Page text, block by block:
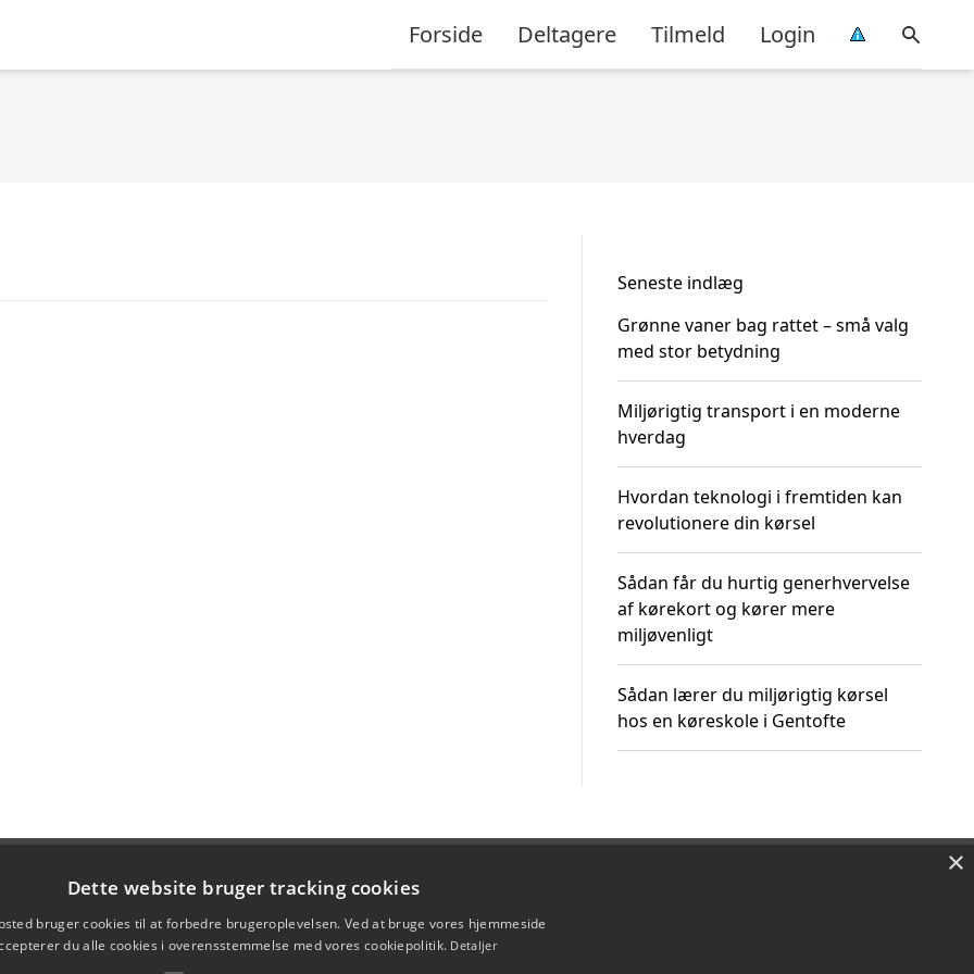
Forside Deltagere Tilmeld Login
Seneste indlæg
Grønne vaner bag rattet – små valg
med stor betydning
Miljørigtig transport i en moderne
hverdag
Hvordan teknologi i fremtiden kan
revolutionere din kørsel
Sådan får du hurtig generhvervelse
af kørekort og kører mere
miljøvenligt
Sådan lærer du miljørigtig kørsel
hos en køreskole i Gentofte
×
Dette website bruger tracking cookies
bruger cookies til at forbedre brugeroplevelsen. Ved at bruge vores hjemmeside
du alle cookies i overensstemmelse med vores cookiepolitik. Detaljer